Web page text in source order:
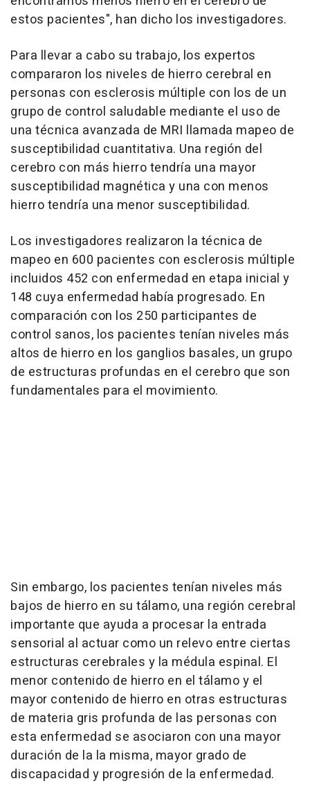
estos pacientes", han dicho los investigadores.
Para llevar a cabo su trabajo, los expertos
compararon los niveles de hierro cerebral en
personas con esclerosis múltiple con los de un
grupo de control saludable mediante el uso de
una técnica avanzada de MRI llamada mapeo de
susceptibilidad cuantitativa. Una región del
cerebro con más hierro tendría una mayor
susceptibilidad magnética y una con menos
hierro tendría una menor susceptibilidad.
Los investigadores realizaron la técnica de
mapeo en 600 pacientes con esclerosis múltiple
incluidos 452 con enfermedad en etapa inicial y
148 cuya enfermedad había progresado. En
comparación con los 250 participantes de
control sanos, los pacientes tenían niveles más
altos de hierro en los ganglios basales, un grupo
de estructuras profundas en el cerebro que son
fundamentales para el movimiento.
Sin embargo, los pacientes tenían niveles más
bajos de hierro en su tálamo, una región cerebral
importante que ayuda a procesar la entrada
sensorial al actuar como un relevo entre ciertas
estructuras cerebrales y la médula espinal. El
menor contenido de hierro en el tálamo y el
mayor contenido de hierro en otras estructuras
de materia gris profunda de las personas con
esta enfermedad se asociaron con una mayor
duración de la la misma, mayor grado de
discapacidad y progresión de la enfermedad.